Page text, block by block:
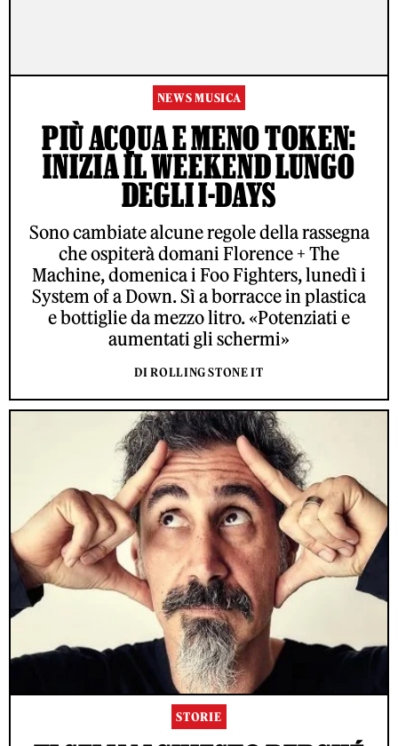
NEWS MUSICA
PIÙ ACQUA E MENO TOKEN:
INIZIA IL WEEKEND LUNGO
DEGLI I-DAYS
Sono cambiate alcune regole della rassegna
che ospiterà domani Florence + The
Machine, domenica i Foo Fighters, lunedì i
System of a Down. Sì a borracce in plastica
e bottiglie da mezzo litro. «Potenziati e
aumentati gli schermi»
DI ROLLING STONE IT
STORIE